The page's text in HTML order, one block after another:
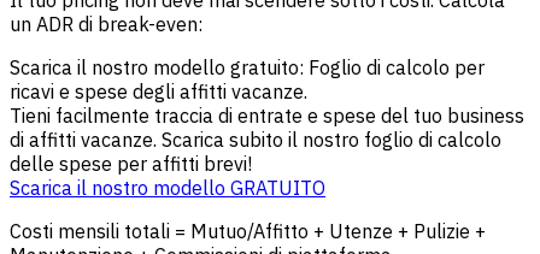
un ADR di break-even:
Scarica il nostro modello gratuito: Foglio di calcolo per
ricavi e spese degli affitti vacanze.
Tieni facilmente traccia di entrate e spese del tuo business
di affitti vacanze. Scarica subito il nostro foglio di calcolo
delle spese per affitti brevi!
Scarica il nostro modello GRATUITO
Costi mensili totali = Mutuo/Affitto + Utenze + Pulizie +